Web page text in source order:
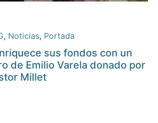
, Noticias, Portada
sus fondos con un
de Emilio Varela donado por
Millet